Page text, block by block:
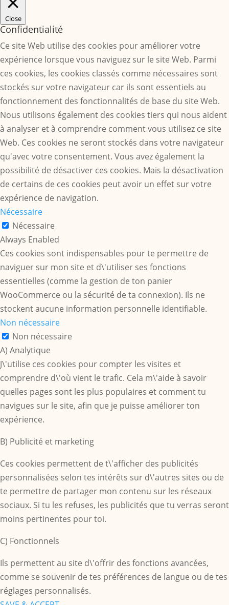
Close
Confidentialité
Ce site Web utilise des cookies pour améliorer votre
expérience lorsque vous naviguez sur le site Web. Parmi
ces cookies, les cookies classés comme nécessaires sont
stockés sur votre navigateur car ils sont essentiels au
fonctionnement des fonctionnalités de base du site Web.
Nous utilisons également des cookies tiers qui nous aident
à analyser et à comprendre comment vous utilisez ce site
Web. Ces cookies ne seront stockés dans votre navigateur
qu'avec votre consentement. Vous avez également la
possibilité de désactiver ces cookies. Mais la désactivation
de certains de ces cookies peut avoir un effet sur votre
expérience de navigation.
Nécessaire
Nécessaire
Always Enabled
Ces cookies sont indispensables pour te permettre de
naviguer sur mon site et d\'utiliser ses fonctions
essentielles (comme la gestion de ton panier
WooCommerce ou la sécurité de ta connexion). Ils ne
stockent aucune information personnelle identifiable.
Non nécessaire
Non nécessaire
A) Analytique
J\'utilise ces cookies pour compter les visites et
comprendre d\'où vient le trafic. Cela m\'aide à savoir
quelles pages sont les plus populaires et comment tu
navigues sur le site, afin que je puisse améliorer ton
expérience.
B) Publicité et marketing
Ces cookies permettent de t\'afficher des publicités
personnalisées selon tes intérêts sur d\'autres sites ou de
te permettre de partager mon contenu sur les réseaux
sociaux. Si tu les refuses, les publicités que tu verras seront
moins pertinentes pour toi.
C) Fonctionnels
Ils permettent au site d\'offrir des fonctions avancées,
comme se souvenir de tes préférences de langue ou de tes
réglages personnalisés.